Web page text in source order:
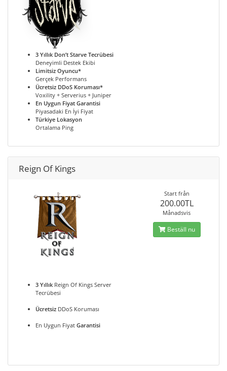
3 Yıllık Don’t Starve Tecrübesi
Deneyimli Destek Ekibi
Limitsiz Oyuncu*
Gerçek Performans
Ücretsiz DDoS Koruması*
Voxility + Serverius + Juniper
En Uygun Fiyat Garantisi
Piyasadaki En İyi Fiyat
Türkiye Lokasyon
Ortalama Ping
Reign Of Kings
3 Yıllık Reign Of Kings Server
Tecrübesi
Ücretsiz DDoS Koruması
En Uygun Fiyat Garantisi
Start från
200.00TL
Månadsvis
Beställ nu